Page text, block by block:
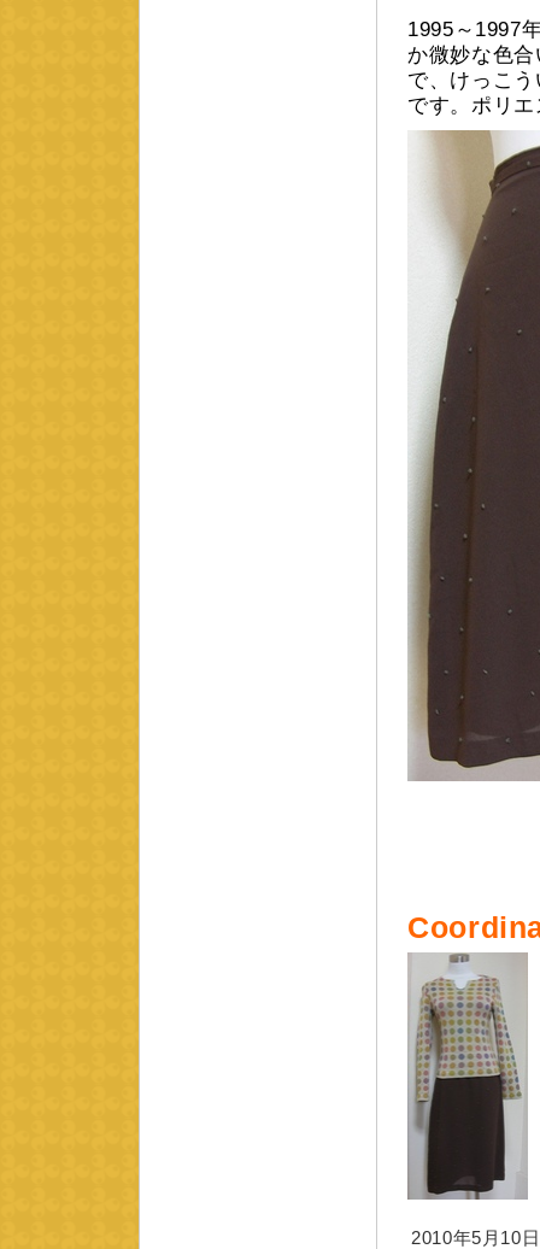
1995～1997
か微妙な色
で、けっこ
です。ポリ
2010年5月10